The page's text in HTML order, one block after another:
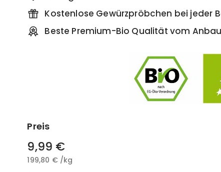
Kostenlose Gewürzpröbchen bei jeder
Beste Premium-Bio Qualität vom
Preis
Normaler
Preis
9,99 €
€
199,80 € 199,80
/kg